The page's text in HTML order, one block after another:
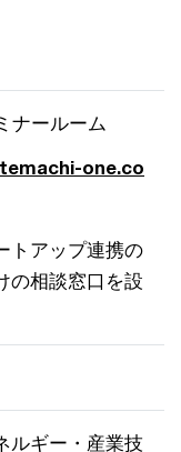
ナールーム
one.co
トアップ連携の
の相談窓口を設
ルギー・産業技